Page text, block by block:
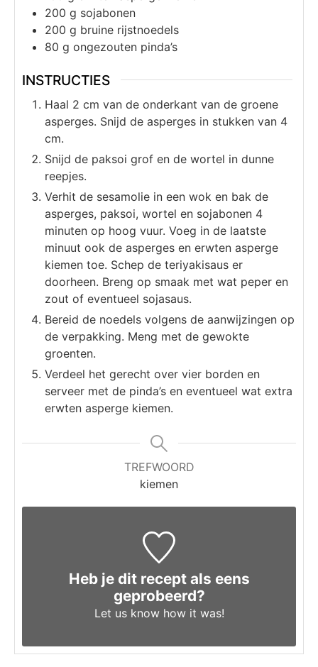
200 g sojabonen
200 g bruine rijstnoedels
80 g ongezouten pinda’s
INSTRUCTIES
Haal 2 cm van de onderkant van de groene
asperges. Snijd de asperges in stukken van 4
cm.
Snijd de paksoi grof en de wortel in dunne
reepjes.
Verhit de sesamolie in een wok en bak de
asperges, paksoi, wortel en sojabonen 4
minuten op hoog vuur. Voeg in de laatste
minuut ook de asperges en erwten asperge
kiemen toe. Schep de teriyakisaus er
doorheen. Breng op smaak met wat peper en
zout of eventueel sojasaus.
Bereid de noedels volgens de aanwijzingen op
de verpakking. Meng met de gewokte
groenten.
Verdeel het gerecht over vier borden en
serveer met de pinda’s en eventueel wat extra
erwten asperge kiemen.
TREFWOORD
kiemen
Heb je dit recept als eens
geprobeerd?
Let us knowhow it was!